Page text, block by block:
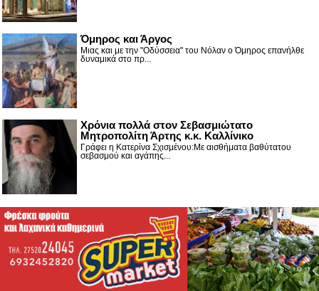
Όμηρος και Άργος
Μιας και με την "Οδύσσεια" του Νόλαν ο Όμηρος επανήλθε
δυναμικά στο πρ...
Χρόνια πολλά στον Σεβασμιώτατο
Μητροπολίτη Άρτης κ.κ. Καλλίνικο
Γράφει η Κατερίνα Σχισμένου:Με αισθήματα βαθύτατου
σεβασμού και αγάπης...